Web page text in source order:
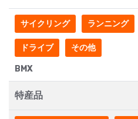
サイクリング ランニング
ドライブ その他
BMX
特産品